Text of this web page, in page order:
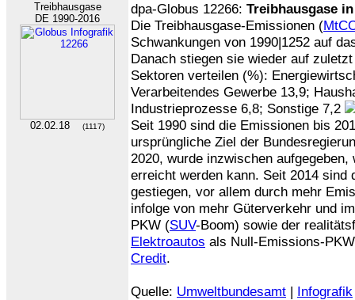
Treibhausgase
DE 1990-2016
02.02.18 (1117)
dpa-Globus 12266: Treibhausgase
Die Treibhausgase-Emissionen (
Schwankungen von 1990|1252 auf
Danach stiegen sie wieder auf
Sektoren verteilen (%):
Verarbeitendes Gewerbe 13,9;
Industrieprozesse 6,8; Sonstige 7,2
Seit 1990 sind die Emissionen bis
ursprüngliche Ziel der
2020, wurde inzwischen
erreicht werden kann. Seit 2014 sind
gestiegen, vor allem durch mehr
infolge von mehr Güterverkehr und
PKW (SUV-Boom) sowie der
Elektroautos als Null-Emissions-
Credit.
Quelle: Umweltbundesamt | Infografik